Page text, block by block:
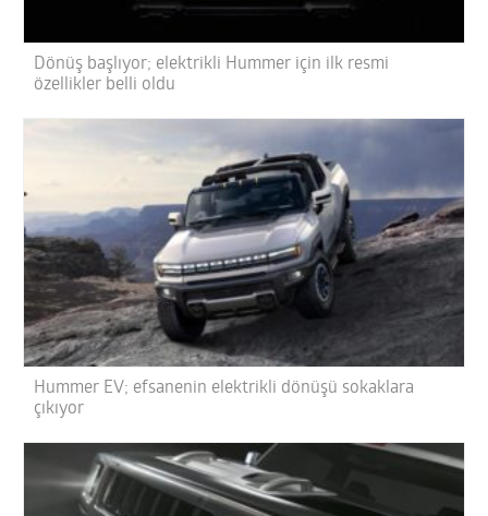
Dönüş başlıyor; elektrikli Hummer için ilk resmi
özellikler belli oldu
Hummer EV; efsanenin elektrikli dönüşü sokaklara
çıkıyor